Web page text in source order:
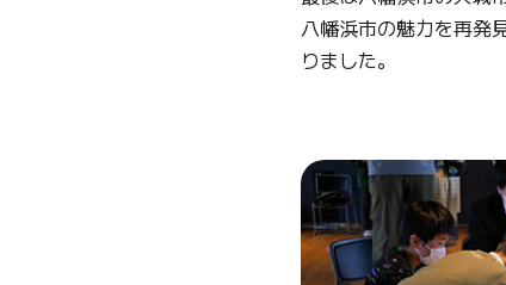
八幡浜市の魅力を再発
りました。